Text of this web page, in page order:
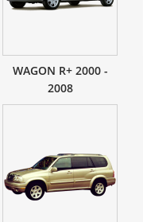
WAGON R+ 2000 -
2008